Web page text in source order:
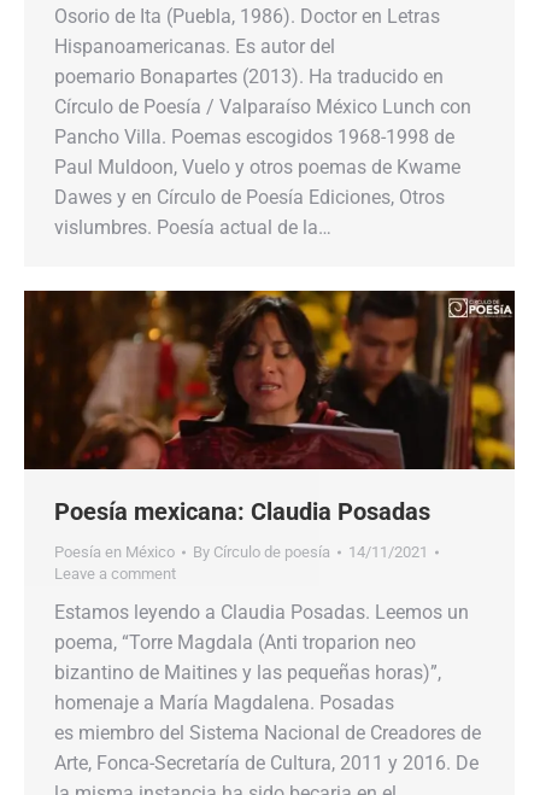
Osorio de Ita (Puebla, 1986). Doctor en Letras
Hispanoamericanas. Es autor del
poemario Bonapartes (2013). Ha traducido en
Círculo de Poesía / Valparaíso México Lunch con
Pancho Villa. Poemas escogidos 1968-1998 de
Paul Muldoon, Vuelo y otros poemas de Kwame
Dawes y en Círculo de Poesía Ediciones, Otros
vislumbres. Poesía actual de la…
Poesía mexicana: Claudia Posadas
Poesía en México By Círculo de poesía
14/11/2021
Leave a comment
Estamos leyendo a Claudia Posadas. Leemos un
poema, “Torre Magdala (Anti troparion neo
bizantino de Maitines y las pequeñas horas)”,
homenaje a María Magdalena. Posadas
es miembro del Sistema Nacional de Creadores de
Arte, Fonca-Secretaría de Cultura, 2011 y 2016. De